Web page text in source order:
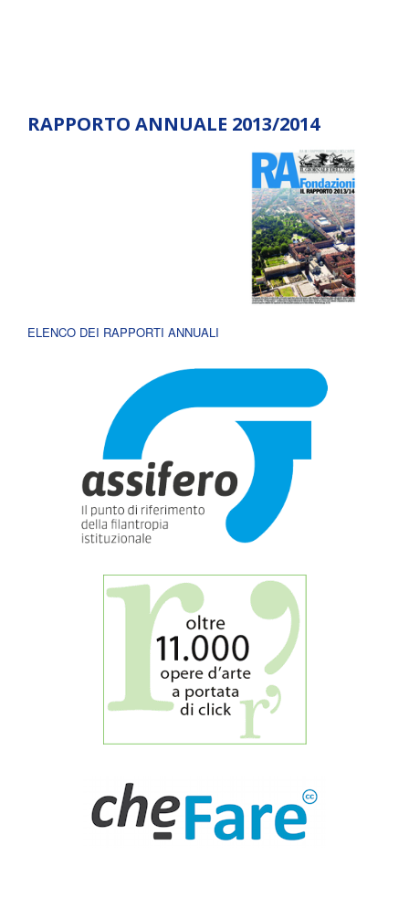
RAPPORTO ANNUALE 2013/2014
ELENCO DEI RAPPORTI ANNUALI